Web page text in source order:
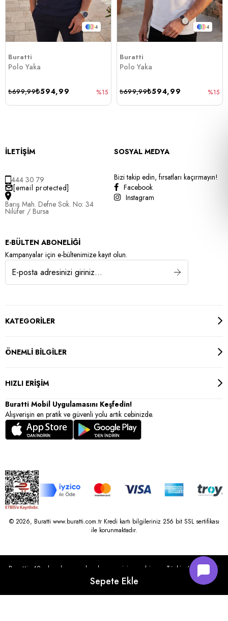
4
Buratti
Polo Yaka
₺594,99
₺699,99 %15
4
Buratti
Polo Yaka
₺594,99
₺699,99 %15
İLETİŞİM
444 30 79
[email protected]
Barış Mah. Defne Sok. No: 34
Nilüfer / Bursa
SOSYAL MEDYA
Bizi takip edin, fırsatları kaçırmayın!
Facebook
Instagram
E-BÜLTEN ABONELİĞİ
Kampanyalar için e-bültenimize kayıt olun.
KATEGORİLER
ÖNEMLİ BİLGİLER
HIZLI ERİŞİM
Buratti Mobil Uygulamasını Keşfedin!
Alışverişin en pratik ve güvenli yolu artık cebinizde.
© 2026, Buratti www.buratti.com.tr Kredi kartı bilgileriniz 256 bit SSL sertifikası
ile korunmaktadır.
Buratti, 40 yılı aşkın perakende geçmişine sahip ve Türkiye’nin çeşitli
illerinde 22 şubesi bulunan Çetin Family Mağazacılık tarafından
kurulmuştur.